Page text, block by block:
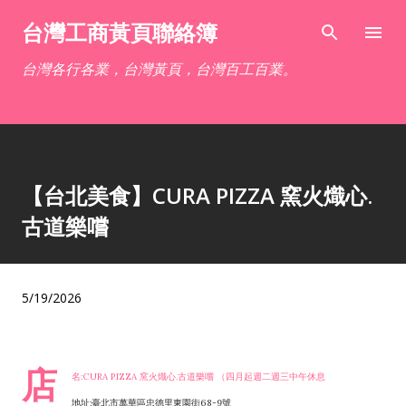
跳到主要內容
台灣工商黃頁聯絡簿
台灣各行各業，台灣黃頁，台灣百工百業。
【台北美食】CURA PIZZA 窯火熾心.
古道樂嚐
5/19/2026
店 名:CURA PIZZA 窯火熾心.古道樂嚐 （四月起週二週三中午休息
地址:臺北市萬華區忠德里東園街68-9號